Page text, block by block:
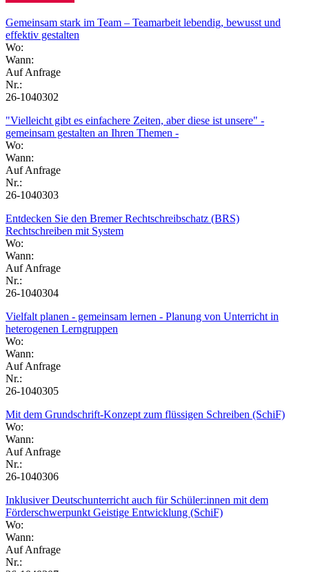
Gemeinsam stark im Team – Teamarbeit lebendig, bewusst und
effektiv gestalten
Wo:
Wann:
Auf Anfrage
Nr.:
26-1040302
"Vielleicht gibt es einfachere Zeiten, aber diese ist unsere" -
gemeinsam gestalten an Ihren Themen -
Wo:
Wann:
Auf Anfrage
Nr.:
26-1040303
Entdecken Sie den Bremer Rechtschreibschatz (BRS)
Rechtschreiben mit System
Wo:
Wann:
Auf Anfrage
Nr.:
26-1040304
Vielfalt planen - gemeinsam lernen - Planung von Unterricht in
heterogenen Lerngruppen
Wo:
Wann:
Auf Anfrage
Nr.:
26-1040305
Mit dem Grundschrift-Konzept zum flüssigen Schreiben (SchiF)
Wo:
Wann:
Auf Anfrage
Nr.:
26-1040306
Inklusiver Deutschunterricht auch für Schüler:innen mit dem
Förderschwerpunkt Geistige Entwicklung (SchiF)
Wo:
Wann:
Auf Anfrage
Nr.: